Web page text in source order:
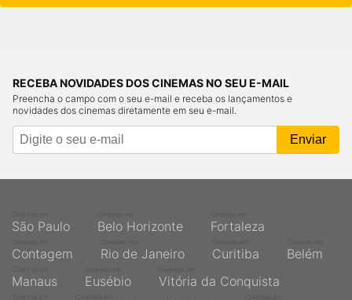
RECEBA NOVIDADES DOS CINEMAS NO SEU E-MAIL
Preencha o campo com o seu e-mail e receba os lançamentos e
novidades dos cinemas diretamente em seu e-mail.
São Paulo Belo Horizonte Fortaleza
Contagem Rio de Janeiro Curitiba Belém
Manaus Eusébio Vitória da Conquista